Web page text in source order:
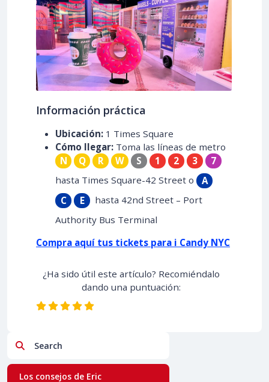
Información práctica
Ubicación: 1 Times Square
Cómo llegar: Toma las líneas de metro
N
Q R W S 1 2 3
7
hasta Times Square-42 Street o
A
C
E
hasta 42nd Street – Port
Authority Bus Terminal
Compra aquí tus tickets para i Candy NYC
¿Ha sido útil este artículo? Recomiéndalo
dando una puntuación:
Search
Los consejos de Eric